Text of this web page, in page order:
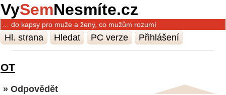
VySemNesmíte.cz
… do kapsy pro muže a ženy, co mužům rozumí
Hl. strana Hledat PC verze Přihlášení
OT
» Odpovědět